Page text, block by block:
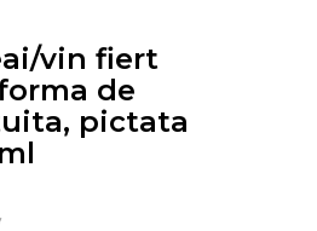
vin fiert
de
pictata